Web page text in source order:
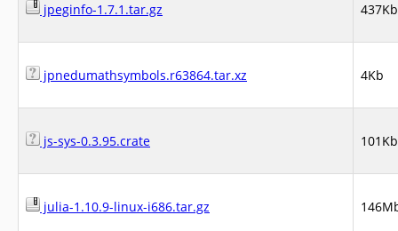
jpeginfo-1.7.1.tar.gz 437Kb
jpnedumathsymbols.r63864.tar.xz 4Kb
js-sys-0.3.95.crate 101Kb
julia-1.10.9-linux-i686.tar.gz